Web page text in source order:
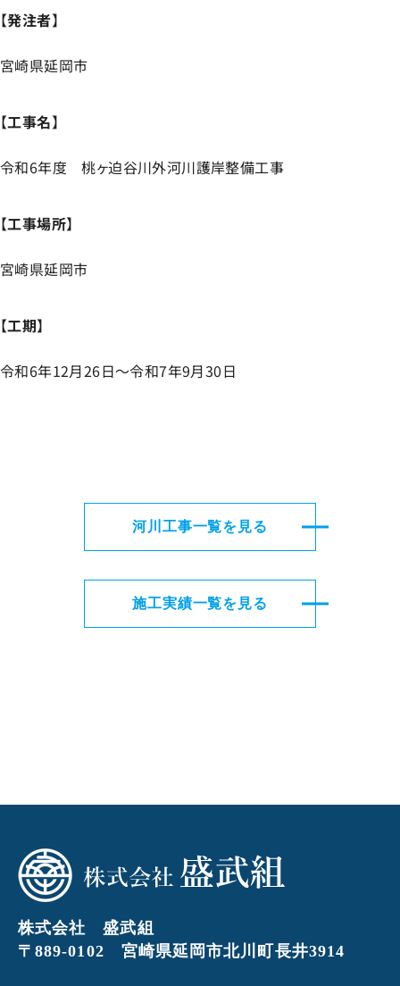
【発注者】
宮崎県延岡市
【工事名】
令和6年度 桃ヶ迫谷川外河川護岸整備工事
【工事場所】
宮崎県延岡市
【工期】
令和6年12月26日～令和7年9月30日
河川工事一覧を見る
施工実績一覧を見る
株式会社 盛武組
〒889-0102 宮崎県延岡市北川町長井3914